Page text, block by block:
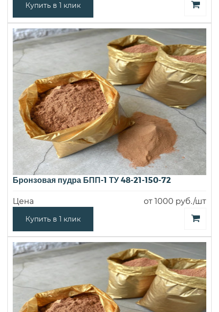
Купить в 1 клик
Бронзовая пудра БПП-1 ТУ 48-21-150-72
Цена от 1000 руб./шт
Купить в 1 клик